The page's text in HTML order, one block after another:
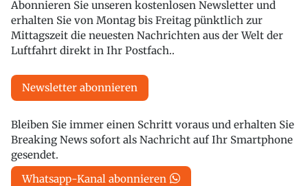
Abonnieren Sie unseren kostenlosen Newsletter und
erhalten Sie von Montag bis Freitag pünktlich zur
Mittagszeit die neuesten Nachrichten aus der Welt der
Luftfahrt direkt in Ihr Postfach..
Newsletter abonnieren
Bleiben Sie immer einen Schritt voraus und erhalten Sie
Breaking News sofort als Nachricht auf Ihr Smartphone
gesendet.
Whatsapp-Kanal abonnieren